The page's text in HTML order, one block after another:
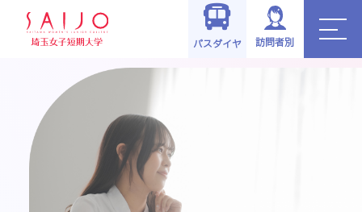
バスダイヤ 訪問者別
TOP > 学科・コース